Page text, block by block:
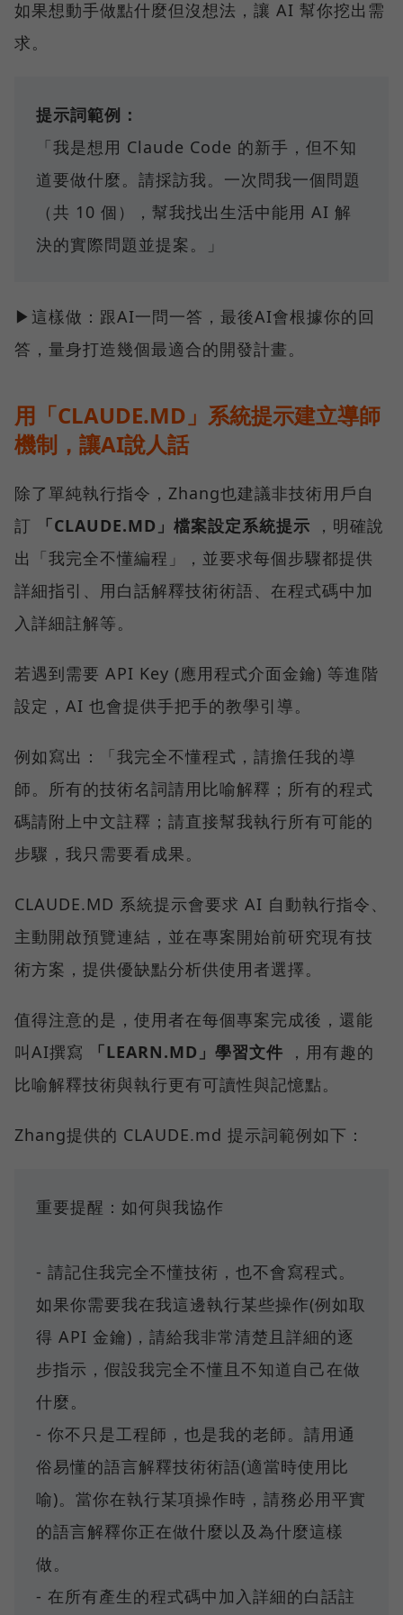
如果想動手做點什麼但沒想法，讓 AI 幫你挖出需
求。
提示詞範例：
「我是想用 Claude Code 的新手，但不知
道要做什麼。請採訪我。一次問我一個問題
（共 10 個），幫我找出生活中能用 AI 解
決的實際問題並提案。」
▶這樣做：跟AI一問一答，最後AI會根據你的回
答，量身打造幾個最適合的開發計畫。
用「CLAUDE.MD」系統提示建立導師
機制，讓AI說人話
除了單純執行指令，Zhang也建議非技術用戶自
訂
「CLAUDE.MD」檔案設定系統提示 ，明確說
出「我完全不懂編程」，並要求每個步驟都提供
詳細指引、用白話解釋技術術語、在程式碼中加
入詳細註解等。
若遇到需要 API Key (應用程式介面金鑰) 等進階
設定，AI 也會提供手把手的教學引導。
例如寫出：「我完全不懂程式，請擔任我的導
師。所有的技術名詞請用比喻解釋；所有的程式
碼請附上中文註釋；請直接幫我執行所有可能的
步驟，我只需要看成果。
CLAUDE.MD 系統提示會要求 AI 自動執行指令、
主動開啟預覽連結，並在專案開始前研究現有技
術方案，提供優缺點分析供使用者選擇。
值得注意的是，使用者在每個專案完成後，還能
叫AI撰寫
「LEARN.MD」學習文件 ，用有趣的
比喻解釋技術與執行更有可讀性與記憶點。
Zhang提供的 CLAUDE.md 提示詞範例如下：
重要提醒：如何與我協作
- 請記住我完全不懂技術，也不會寫程式。
如果你需要我在我這邊執行某些操作(例如取
得 API 金鑰)，請給我非常清楚且詳細的逐
步指示，假設我完全不懂且不知道自己在做
什麼。
- 你不只是工程師，也是我的老師。請用通
俗易懂的語言解釋技術術語(適當時使用比
喻)。當你在執行某項操作時，請務必用平實
的語言解釋你正在做什麼以及為什麼這樣
做。
- 在所有產生的程式碼中加入詳細的白話註